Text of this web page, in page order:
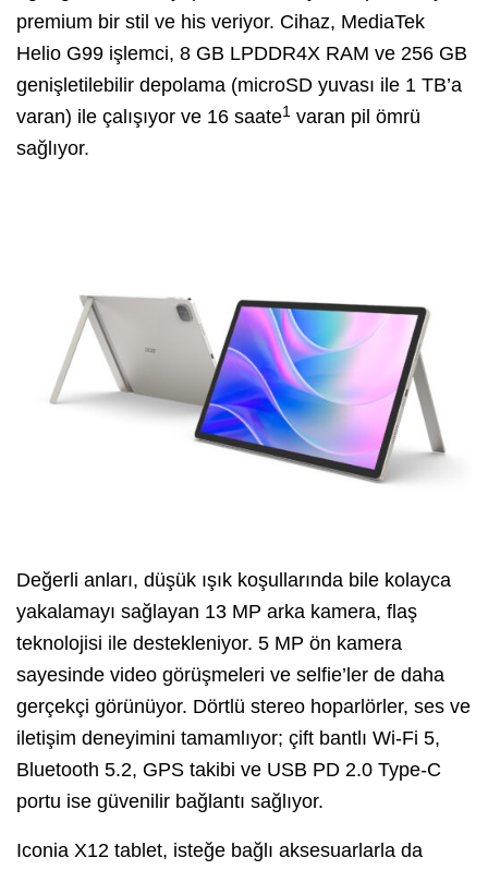
premium bir stil ve his veriyor. Cihaz, MediaTek
Helio G99 işlemci, 8 GB LPDDR4X RAM ve 256 GB
genişletilebilir depolama (microSD yuvası ile 1 TB’a
varan) ile çalışıyor ve 16 saate1 varan pil ömrü
sağlıyor.
Değerli anları, düşük ışık koşullarında bile kolayca
yakalamayı sağlayan 13 MP arka kamera, flaş
teknolojisi ile destekleniyor. 5 MP ön kamera
sayesinde video görüşmeleri ve selfie’ler de daha
gerçekçi görünüyor. Dörtlü stereo hoparlörler, ses ve
iletişim deneyimini tamamlıyor; çift bantlı Wi-Fi 5,
Bluetooth 5.2, GPS takibi ve USB PD 2.0 Type-C
portu ise güvenilir bağlantı sağlıyor.
Iconia X12 tablet, isteğe bağlı aksesuarlarla da